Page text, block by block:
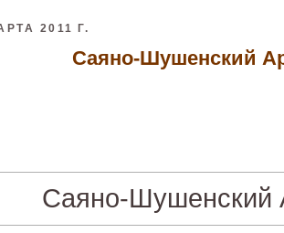
2011 Г.
Саяно-Шушенский